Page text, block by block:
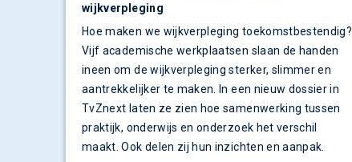
wijkverpleging
Hoe maken we wijkverpleging toekomstbestendig?
Vijf academische werkplaatsen slaan de handen
ineen om de wijkverpleging sterker, slimmer en
aantrekkelijker te maken. In een nieuw dossier in
TvZnext laten ze zien hoe samenwerking tussen
praktijk, onderwijs en onderzoek het verschil
maakt. Ook delen zij hun inzichten en aanpak.